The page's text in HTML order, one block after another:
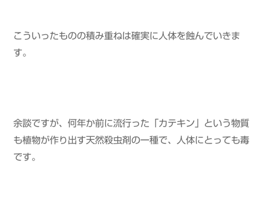
こういったものの積み重ねは確実に人体を蝕んでいきま
す。
余談ですが、何年か前に流行った「カテキン」という物質
も植物が作り出す天然殺虫剤の一種で、人体にとっても毒
です。